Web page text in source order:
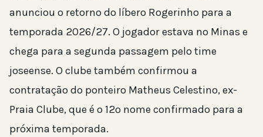
anunciou o retorno do líbero Rogerinho para a
temporada 2026/27. O jogador estava no Minas e
chega para a segunda passagem pelo time
joseense. O clube também confirmou a
contratação do ponteiro Matheus Celestino, ex-
Praia Clube, que é o 12º nome confirmado para a
próxima temporada.